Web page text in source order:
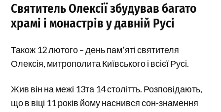
Святитель Олексії збудував багато
храмі і монастрів у давній Русі
Також 12 лютого – день пам’яті святителя
Олексія, митрополита Київського і всієї Русі.
Жив він на межі 13та 14 столітть. Розповідають,
що в віці 11 років йому наснився сон-знамення